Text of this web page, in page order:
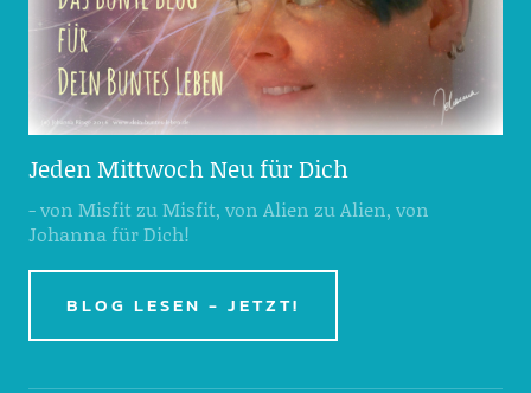
Jeden Mittwoch Neu für Dich
- von Misfit zu Misfit, von Alien zu Alien, von
Johanna für Dich!
BLOG LESEN - JETZT!